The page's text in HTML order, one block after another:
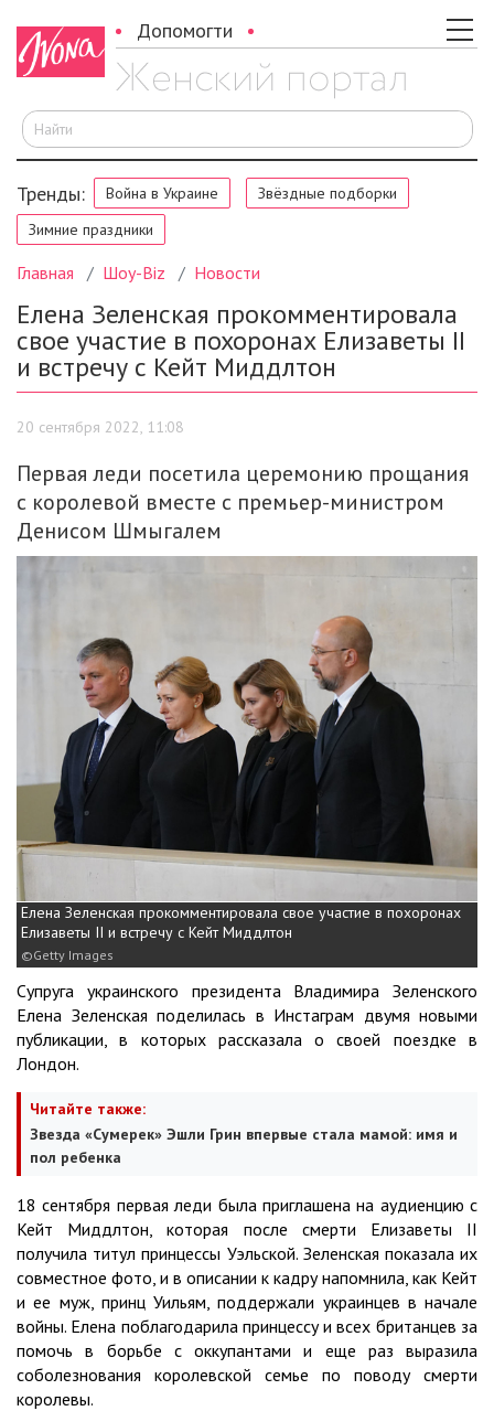
Допомогти
Тренды: Война в Украине
Звёздные подборки
Зимние праздники
Главная Шоу-Biz Новости
Елена Зеленская прокомментировала
свое участие в похоронах Елизаветы II
и встречу с Кейт Миддлтон
20 сентября 2022, 11:08
Первая леди посетила церемонию прощания
с королевой вместе с премьер-министром
Денисом Шмыгалем
Елена Зеленская прокомментировала свое участие в похоронах
Елизаветы II и встречу с Кейт Миддлтон
Getty Images
Супруга украинского президента Владимира Зеленского
Елена Зеленская поделилась в Инстаграм двумя новыми
публикации, в которых рассказала о своей поездке в
Лондон.
Читайте также:
Звезда «Сумерек» Эшли Грин впервые стала мамой: имя и
пол ребенка
18 сентября первая леди была приглашена на аудиенцию с
Кейт Миддлтон, которая после смерти Елизаветы II
получила титул принцессы Уэльской. Зеленская показала их
совместное фото, и в описании к кадру напомнила, как Кейт
и ее муж, принц Уильям, поддержали украинцев в начале
войны. Елена поблагодарила принцессу и всех британцев за
помочь в борьбе с оккупантами и еще раз выразила
соболезнования королевской семье по поводу смерти
королевы.